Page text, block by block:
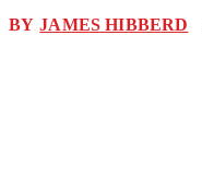
BY JAMES HIBBERD